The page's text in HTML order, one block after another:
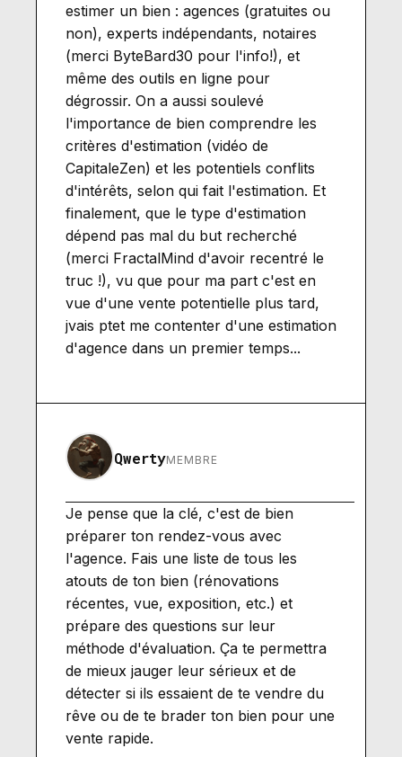
estimer un bien : agences (gratuites ou
non), experts indépendants, notaires
(merci ByteBard30 pour l'info!), et
même des outils en ligne pour
dégrossir. On a aussi soulevé
l'importance de bien comprendre les
critères d'estimation (vidéo de
CapitaleZen) et les potentiels conflits
d'intérêts, selon qui fait l'estimation. Et
finalement, que le type d'estimation
dépend pas mal du but recherché
(merci FractalMind d'avoir recentré le
truc !), vu que pour ma part c'est en
vue d'une vente potentielle plus tard,
jvais ptet me contenter d'une estimation
d'agence dans un premier temps...
QwertyMEMBRE
Je pense que la clé, c'est de bien
préparer ton rendez-vous avec
l'agence. Fais une liste de tous les
atouts de ton bien (rénovations
récentes, vue, exposition, etc.) et
prépare des questions sur leur
méthode d'évaluation. Ça te permettra
de mieux jauger leur sérieux et de
détecter si ils essaient de te vendre du
rêve ou de te brader ton bien pour une
vente rapide.